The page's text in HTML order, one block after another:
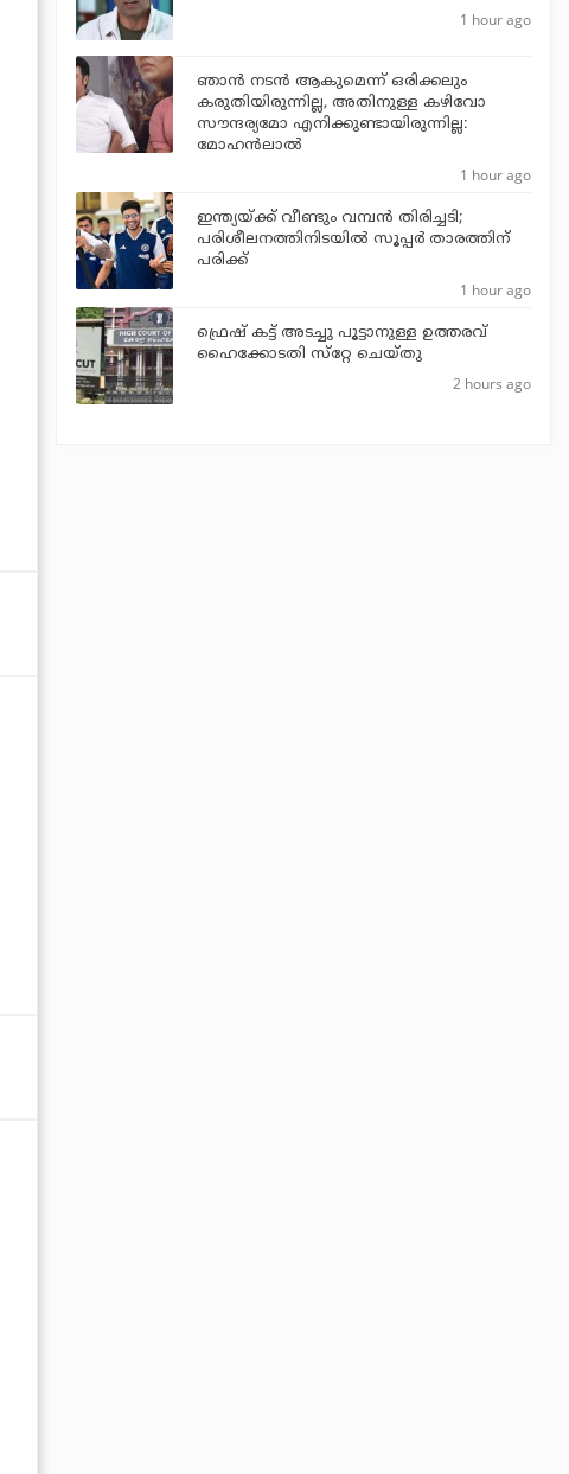
1 hour ago
ഞാൻ നടൻ ആകുമെന്ന് ഒരിക്കലും
കരുതിയിരുന്നില്ല, അതിനുള്ള കഴിവോ
സൗന്ദര്യമോ എനിക്കുണ്ടായിരുന്നില്ല:
മോഹൻലാൽ
1 hour ago
ഇന്ത്യയ്ക്ക് വീണ്ടും വമ്പന്‍ തിരിച്ചടി;
പരിശീലനത്തിനിടയില്‍ സൂപ്പര്‍ താരത്തിന്
പരിക്ക്
1 hour ago
ഫ്രെഷ് കട്ട് അടച്ചു പൂട്ടാനുള്ള ഉത്തരവ്
ഹൈക്കോടതി സ്‌റ്റേ ചെയ്തു
2 hours ago